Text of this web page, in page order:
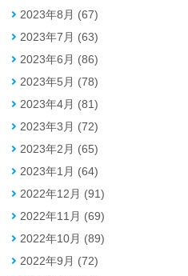
2023年8月 (67)
2023年7月 (63)
2023年6月 (86)
2023年5月 (78)
2023年4月 (81)
2023年3月 (72)
2023年2月 (65)
2023年1月 (64)
2022年12月 (91)
2022年11月 (69)
2022年10月 (89)
2022年9月 (72)